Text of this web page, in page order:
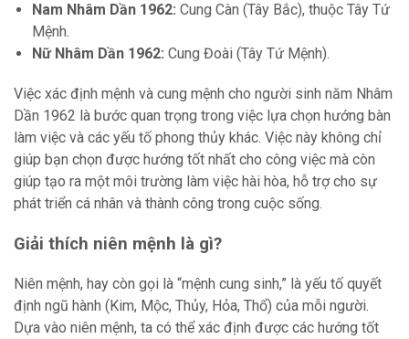
Nam Nhâm Dần 1962: Cung Càn (Tây Bắc), thuộc Tây Tứ
Mệnh.
Nữ Nhâm Dần 1962: Cung Đoài (Tây Tứ Mệnh).
Việc xác định mệnh và cung mệnh cho người sinh năm Nhâm
Dần 1962 là bước quan trọng trong việc lựa chọn hướng bàn
làm việc và các yếu tố phong thủy khác. Việc này không chỉ
giúp bạn chọn được hướng tốt nhất cho công việc mà còn
giúp tạo ra một môi trường làm việc hài hòa, hỗ trợ cho sự
phát triển cá nhân và thành công trong cuộc sống.
Giải thích niên mệnh là gì?
Niên mệnh, hay còn gọi là “mệnh cung sinh,” là yếu tố quyết
định ngũ hành (Kim, Mộc, Thủy, Hỏa, Thổ) của mỗi người.
Dựa vào niên mệnh, ta có thể xác định được các hướng tốt